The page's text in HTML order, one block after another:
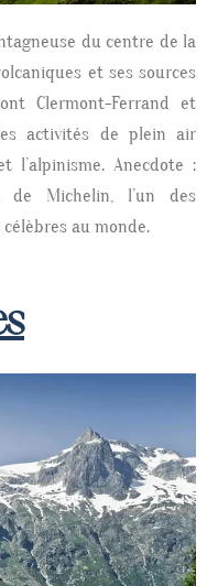
du centre de la
et ses sources
Clermont-Ferrand et
activités de plein air
l’alpinisme. Anecdote :
de Michelin, l’un des
au monde.